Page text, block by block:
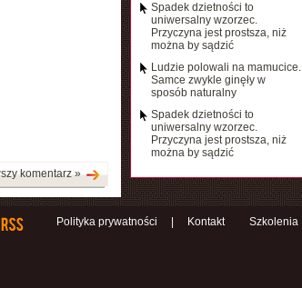
komentarz »
Spadek dzietności to
uniwersalny wzorzec.
Przyczyna jest prostsza, niż
można by sądzić
Ludzie polowali na mamucice.
Samce zwykle ginęły w
sposób naturalny
Spadek dzietności to
uniwersalny wzorzec.
Przyczyna jest prostsza, niż
można by sądzić
Polityka prywatności Kontakt Szkolenia